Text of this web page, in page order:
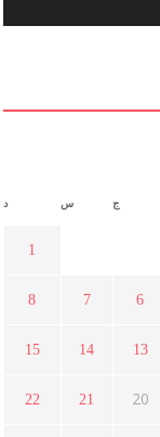
ج س د
1
6
7
8
13
14
15
20
21
22